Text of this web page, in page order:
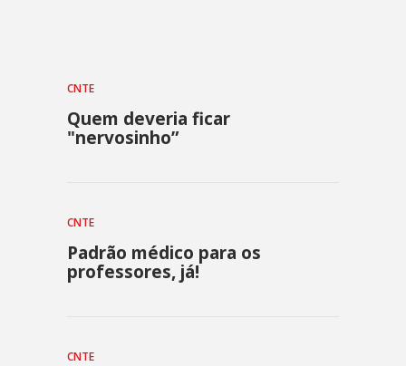
CNTE
Quem deveria ficar
"nervosinho”
CNTE
Padrão médico para os
professores, já!
CNTE